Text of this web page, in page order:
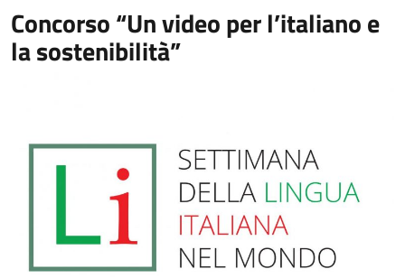
Concorso “Un video per l’italiano e
la sostenibilità”